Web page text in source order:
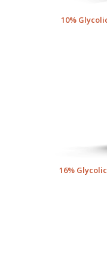
10%
16%